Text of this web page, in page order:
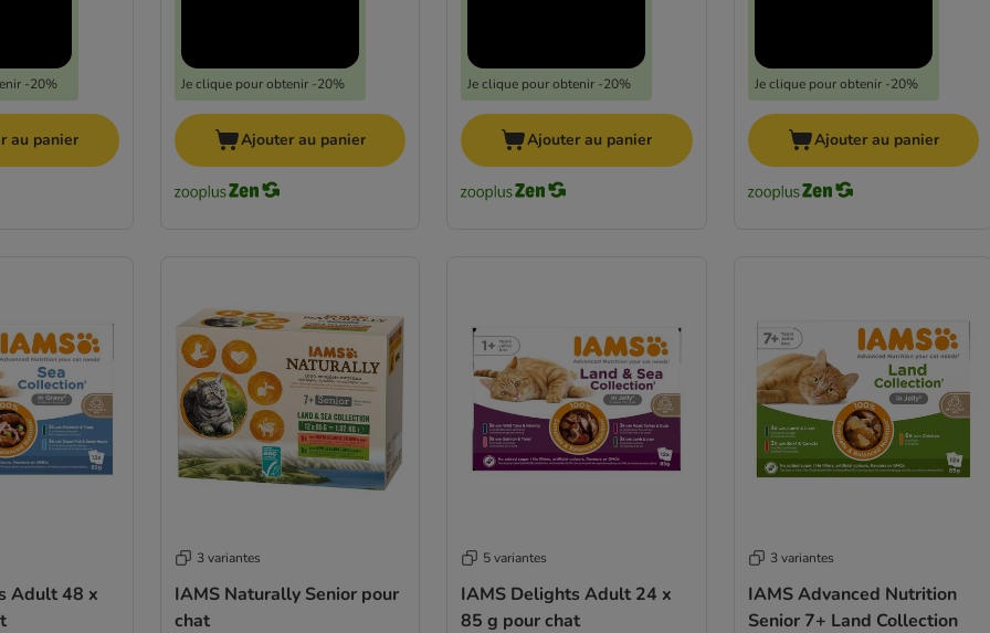
-20%
au panier
Je clique pour obtenir -20%
Ajouter au panier
Je clique pour obtenir -20%
Ajouter au panier
Je clique pour obtenir -20%
Ajouter au panier
Adult 48 x
3 variantes
IAMS Naturally Senior pour
chat
5 variantes
IAMS Delights Adult 24 x
85 g pour chat
3 variantes
IAMS Advanced Nutrition
Senior 7+ Land Collection